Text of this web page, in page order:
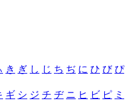
き ぎ し じ ち ぢ に ひ び ぴ
ギ シ ジ チ ヂ ニ ヒ ビ ピ ミ